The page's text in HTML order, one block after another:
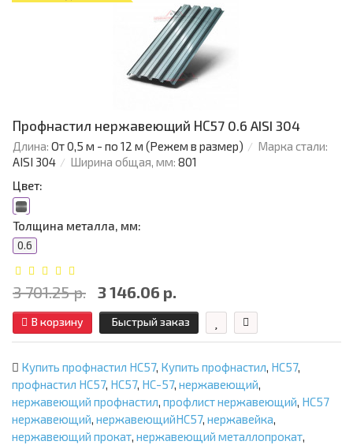
Профнастил нержавеющий НС57 0.6 AISI 304
Длина: От 0,5 м - по 12 м (Режем в размер)
Марка стали:
AISI 304
Ширина общая, мм: 801
Цвет:
Толщина металла, мм:
0.6
3 701.25 р. 3 146.06 р.
В корзину Быстрый заказ
Купить профнастил НС57, Купить профнастил, НС57,
профнастил НС57, НС57, НС-57, нержавеющий,
нержавеющий профнастил, профлист нержавеющий, НС57
нержавеющий, нержавеющийНС57, нержавейка,
нержавеющий прокат, нержавеющий металлопрокат,